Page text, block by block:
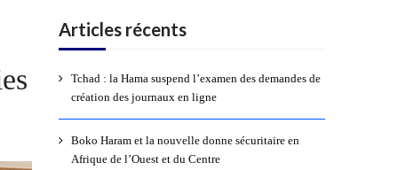
Articles récents
Tchad : la Hama suspend l’examen des demandes de
création des journaux en ligne
Boko Haram et la nouvelle donne sécuritaire en
Afrique de l’Ouest et du Centre